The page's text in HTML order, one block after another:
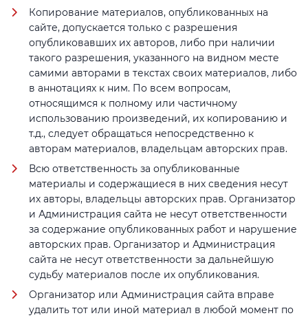
Копирование материалов, опубликованных на
сайте, допускается только с разрешения
опубликовавших их авторов, либо при наличии
такого разрешения, указанного на видном месте
самими авторами в текстах своих материалов, либо
в аннотациях к ним. По всем вопросам,
относящимся к полному или частичному
использованию произведений, их копированию и
т.д., следует обращаться непосредственно к
авторам материалов, владельцам авторских прав.
Всю ответственность за опубликованные
материалы и содержащиеся в них сведения несут
их авторы, владельцы авторских прав. Организатор
и Администрация сайта не несут ответственности
за содержание опубликованных работ и нарушение
авторских прав. Организатор и Администрация
сайта не несут ответственности за дальнейшую
судьбу материалов после их опубликования.
Организатор или Администрация сайта вправе
удалить тот или иной материал в любой момент по